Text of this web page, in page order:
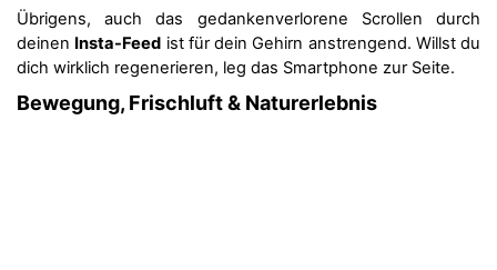
Übrigens, auch das gedankenverlorene Scrollen durch
deinen Insta-Feed ist für dein Gehirn anstrengend. Willst du
dich wirklich regenerieren, leg das Smartphone zur Seite.
Bewegung, Frischluft & Naturerlebnis